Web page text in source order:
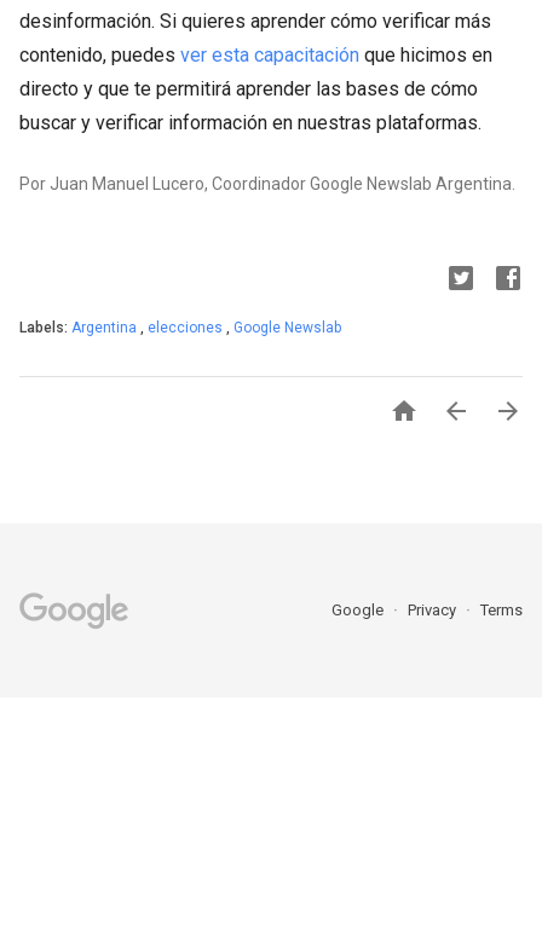
desinformación. Si quieres aprender cómo verificar más
contenido, puedes ver esta capacitación que hicimos en
directo y que te permitirá aprender las bases de cómo
buscar y verificar información en nuestras plataformas.
Por Juan Manuel Lucero, Coordinador Google Newslab Argentina.
Labels: Argentina elecciones Google Newslab
  
Google Privacy Terms